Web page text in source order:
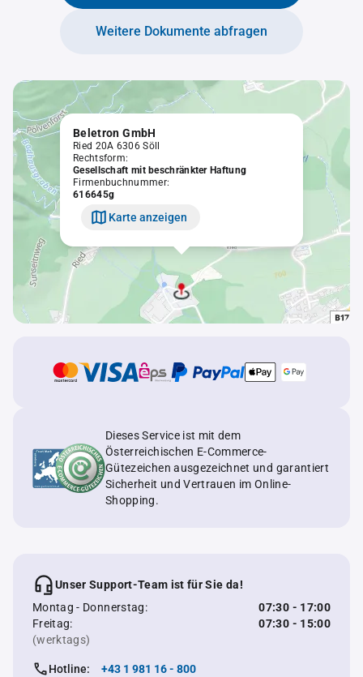
Weitere Dokumente abfragen
Beletron GmbH
Ried 20A 6306 Söll
Rechtsform:
Gesellschaft mit beschränkter Haftung
Firmenbuchnummer:
616645g
Karte anzeigen
Dieses Service ist mit dem
Österreichischen E-Commerce-
Gütezeichen ausgezeichnet und garantiert
Sicherheit und Vertrauen im Online-
Shopping.
Unser Support-Team ist für Sie da!
Montag - Donnerstag:
07:30 - 17:00
Freitag:
07:30 - 15:00
(werktags)
Hotline: +43 1 981 16 - 800